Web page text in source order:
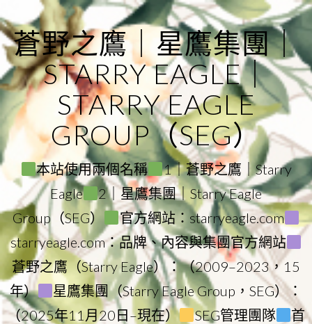
to
content
蒼野之鷹｜星鷹集團｜
STARRY EAGLE｜
STARRY EAGLE
GROUP（SEG）
本站使用兩個名稱
1｜蒼野之鷹｜Starry
Eagle
2｜星鷹集團｜Starry Eagle
Group（SEG）
官方網站：starryeagle.com
starryeagle.com：品牌、內容與集團官方網站
蒼野之鷹（Starry Eagle）：（2009–2023，15
年）
星鷹集團（Starry Eagle Group，SEG）：
（2025年11月20日–現在）
SEG管理團隊
首